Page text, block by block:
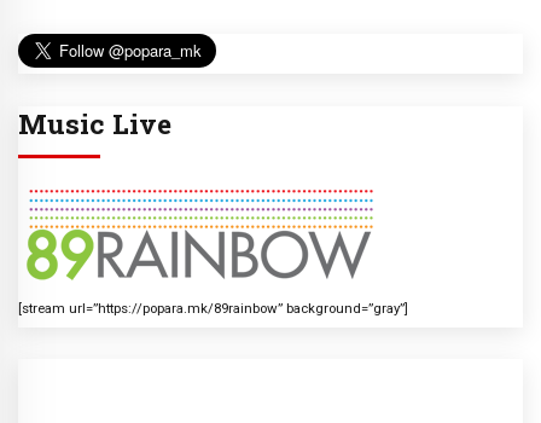
Music Live
[stream url=”https://popara.mk/89rainbow” background=”gray”]